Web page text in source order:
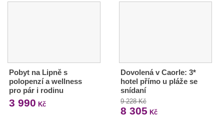
Pobyt na Lipně s
polopenzí a wellness
pro pár i rodinu
3 990 Kč
Dovolená v Caorle: 3*
hotel přímo u pláže se
snídaní
9 228 Kč
8 305 Kč